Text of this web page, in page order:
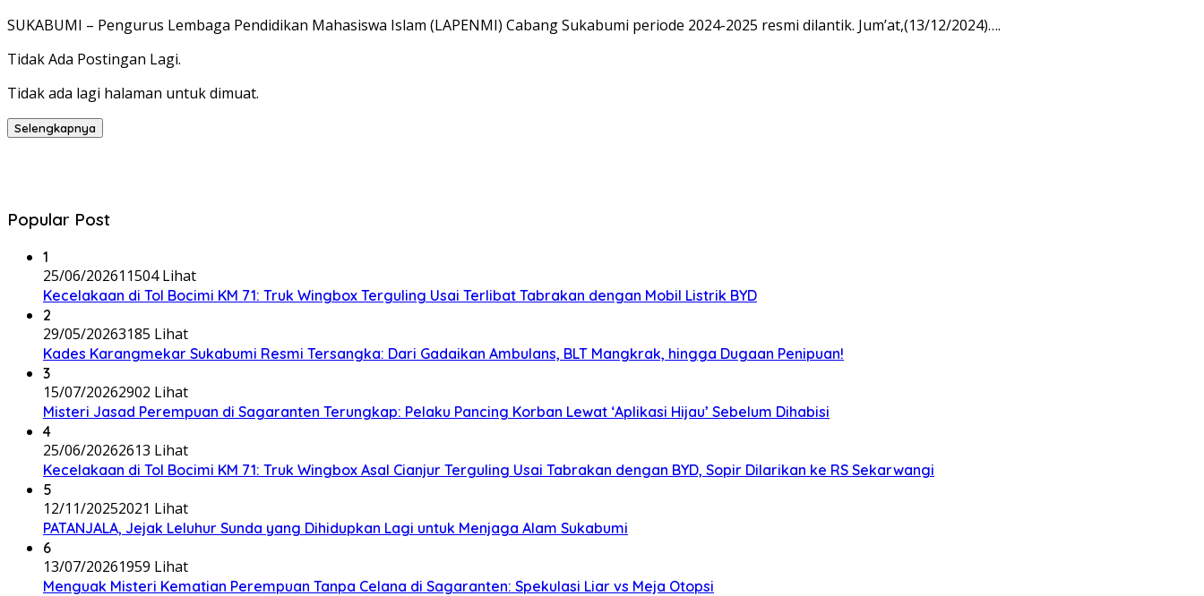
SUKABUMI – Pengurus Lembaga Pendidikan Mahasiswa Islam (LAPENMI) Cabang Sukabumi periode 2024-2025 resmi dilantik. Jum’at,(13/12/2024)….
Tidak Ada Postingan Lagi.
Tidak ada lagi halaman untuk dimuat.
Selengkapnya
Popular Post
1
25/06/202611504 Lihat
Kecelakaan di Tol Bocimi KM 71: Truk Wingbox Terguling Usai Terlibat Tabrakan dengan Mobil Listrik BYD
2
29/05/20263185 Lihat
Kades Karangmekar Sukabumi Resmi Tersangka: Dari Gadaikan Ambulans, BLT Mangkrak, hingga Dugaan Penipuan!
3
15/07/20262902 Lihat
Misteri Jasad Perempuan di Sagaranten Terungkap: Pelaku Pancing Korban Lewat ‘Aplikasi Hijau’ Sebelum Dihabisi
4
25/06/20262613 Lihat
Kecelakaan di Tol Bocimi KM 71: Truk Wingbox Asal Cianjur Terguling Usai Tabrakan dengan BYD, Sopir Dilarikan ke RS Sekarwangi
5
12/11/20252021 Lihat
PATANJALA, Jejak Leluhur Sunda yang Dihidupkan Lagi untuk Menjaga Alam Sukabumi
6
13/07/20261959 Lihat
Menguak Misteri Kematian Perempuan Tanpa Celana di Sagaranten: Spekulasi Liar vs Meja Otopsi